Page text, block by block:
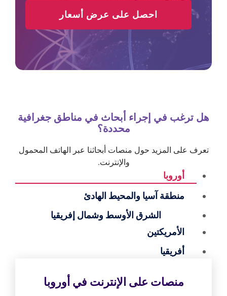
احصل على عرض أسعار
هل ترغب في إجراء أبحاث في مناطق جغرافية
محددة؟
تعرف على المزيد حول منصات أبحاثنا عبر الهاتف المحمول
والإنترنت.
أوروبا
منطقة آسيا والمحيط الهادئ
الشرق الأوسط وشمال إفريقيا
الأمريكتين
أفريقيا
منصات على الإنترنت في أوروبا